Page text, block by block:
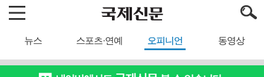
뉴스 스포츠·연예 오피니언 동영상